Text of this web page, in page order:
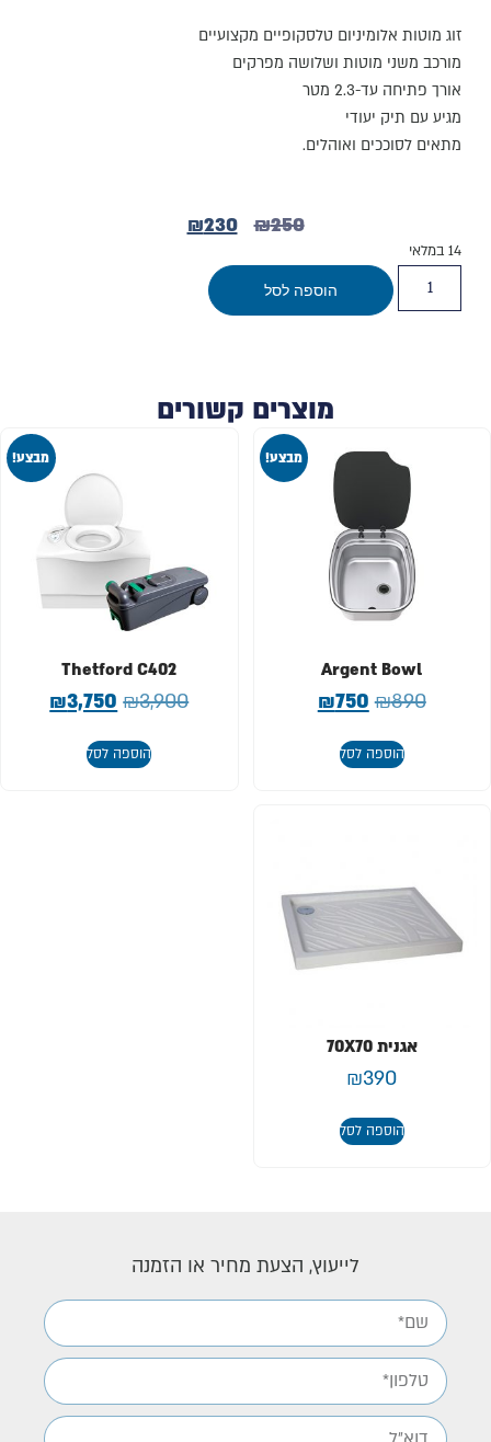
זוג מוטות אלומיניום טלסקופיים מקצועיים
מורכב משני מוטות ושלושה מפרקים
אורך פתיחה עד-2.3 מטר
מגיע עם תיק יעודי
מתאים לסוככים ואוהלים.
₪250
₪230
14 במלאי
הוספה לסל
מוצרים קשורים
מבצע!
Argent Bowl
₪890
₪750
הוספה לסל
מבצע!
Thetford C402
₪3,900
₪3,750
הוספה לסל
אגנית 70X70
₪390
הוספה לסל
לייעוץ, הצעת מחיר או הזמנה